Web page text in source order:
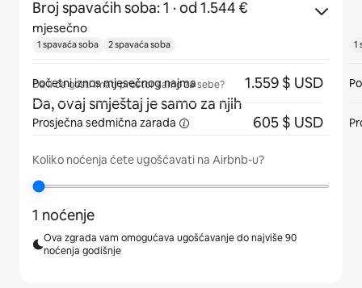
Broj spavaćih soba: 1 · od 1.544 €
mjesečno
Da li će gosti imati prostor samo za sebe?
Da, ovaj smještaj je samo za njih
Koliko noćenja ćete ugošćavati na Airbnb-u?
1 noćenje
Ova zgrada vam omogućava ugošćavanje do najviše 90
noćenja godišnje
1 spavaća soba 2 spavaća soba
Početni iznos mjesečnog najma 1.559 $ USD
Prosječna sedmična zarada 605 $ USD
1